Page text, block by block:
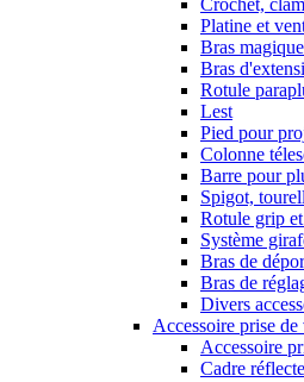
Crochet,
Platine et
Bras
Bras
Rotule
Lest
Pied pour
Colonne
Barre pour
Spigot,
Rotule grip
Système
Bras de
Bras de
Divers
Accessoire prise de
Accessoire
Cadre